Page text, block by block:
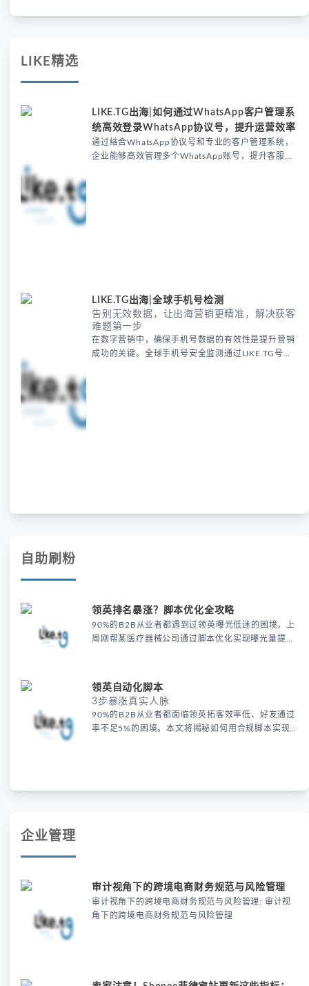
LIKE精选
LIKE.TG出海|如何通过WhatsApp客户管理系
统高效登录WhatsApp协议号，提升运营效率
通过结合WhatsApp协议号和专业的客户管理系统，
企业能够高效管理多个WhatsApp账号，提升客服效
LIKE.TG出海|全球手机号检测
告别无效数据，让出海营销更精准，解决获客
难题第一步
在数字营销中，确保手机号数据的有效性是提升营销
成功的关键。全球手机号安全监测通过LIKE.TG号段
自助刷粉
领英排名暴涨？脚本优化全攻略
90%的B2B从业者都遇到过领英曝光低迷的困境。上
周刚帮某医疗器械公司通过脚本优化实现曝光量提升
深圳外贸经理Lucas的案例很典型：他的领英资料只
有基础信息，行业关键词缺失。2023年LinkedIn官
方白皮书显示，完整资料比基础资料平均多获得17倍
领英自动化脚本
3步暴涨真实人脉
90%的B2B从业者都面临领英拓客效率低、好友通过
率不足5%的困境。本文将揭秘如何用合规脚本实现
企业管理
审计视角下的跨境电商财务规范与风险管理
审计视角下的跨境电商财务规范与风险管理: 审计视
角下的跨境电商财务规范与风险管理